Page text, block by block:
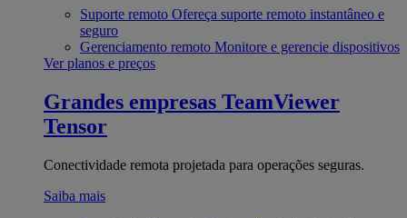
Suporte remoto Ofereça suporte remoto instantâneo e
seguro
Gerenciamento remoto Monitore e gerencie dispositivos
Ver planos e preços
Grandes empresas TeamViewer
Tensor
Conectividade remota projetada para operações seguras.
Saiba mais